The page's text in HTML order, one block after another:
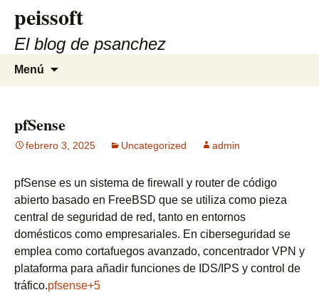
contenido
peissoft
El blog de psanchez
Menú
pfSense
febrero 3, 2025 Uncategorized admin
pfSense es un sistema de firewall y router de código
abierto basado en FreeBSD que se utiliza como pieza
central de seguridad de red, tanto en entornos
domésticos como empresariales. En ciberseguridad se
emplea como cortafuegos avanzado, concentrador VPN y
plataforma para añadir funciones de IDS/IPS y control de
tráfico.pfsense+5